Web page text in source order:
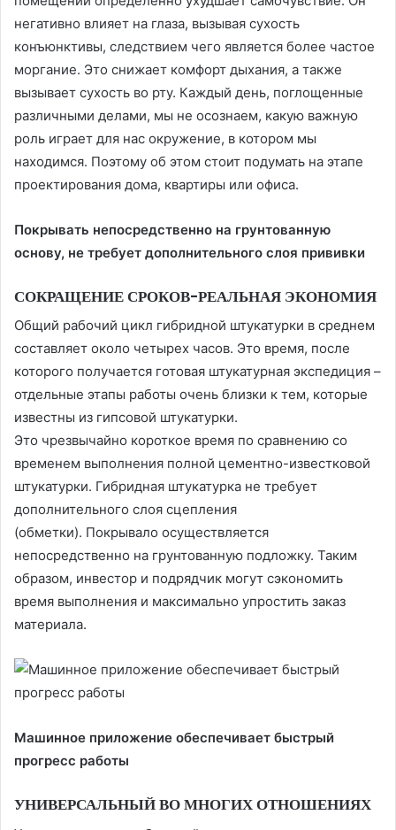
негативно влияет на глаза, вызывая сухость
конъюнктивы, следствием чего является более частое
моргание. Это снижает комфорт дыхания, а также
вызывает сухость во рту. Каждый день, поглощенные
различными делами, мы не осознаем, какую важную
роль играет для нас окружение, в котором мы
находимся. Поэтому об этом стоит подумать на этапе
проектирования дома, квартиры или офиса.
Покрывать непосредственно на грунтованную
основу, не требует дополнительного слоя прививки
СОКРАЩЕНИЕ СРОКОВ-РЕАЛЬНАЯ ЭКОНОМИЯ
Общий рабочий цикл гибридной штукатурки в среднем
составляет около четырех часов. Это время, после
которого получается готовая штукатурная экспедиция –
отдельные этапы работы очень близки к тем, которые
известны из гипсовой штукатурки.
Это чрезвычайно короткое время по сравнению со
временем выполнения полной цементно-известковой
штукатурки. Гибридная штукатурка не требует
дополнительного слоя сцепления
(обметки). Покрывало осуществляется
непосредственно на грунтованную подложку. Таким
образом, инвестор и подрядчик могут сэкономить
время выполнения и максимально упростить заказ
материала.
Машинное приложение обеспечивает быстрый
прогресс работы
УНИВЕРСАЛЬНЫЙ ВО МНОГИХ ОТНОШЕНИЯХ